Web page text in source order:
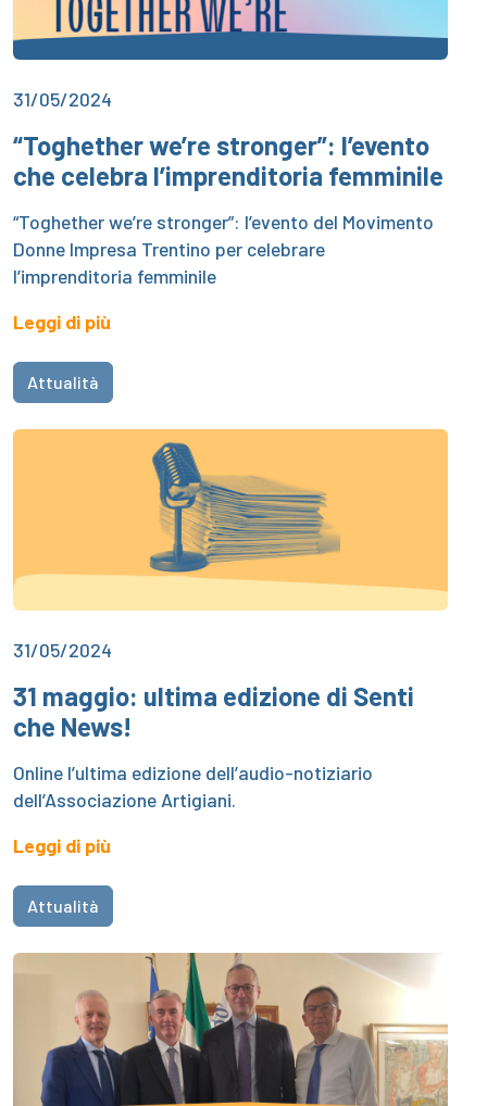
31/05/2024
“Toghether we’re stronger”: l’evento
che celebra l’imprenditoria femminile
“Toghether we’re stronger”: l’evento del Movimento
Donne Impresa Trentino per celebrare
l’imprenditoria femminile
Leggi di più
Attualità
31/05/2024
31 maggio: ultima edizione di Senti
che News!
Online l’ultima edizione dell’audio-notiziario
dell’Associazione Artigiani.
Leggi di più
Attualità